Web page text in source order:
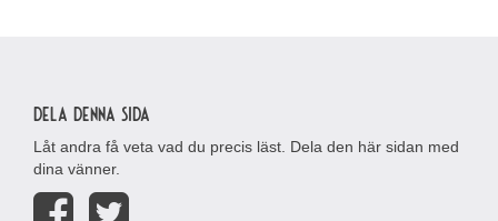
Dela denna sida
Låt andra få veta vad du precis läst. Dela den här sidan med
dina vänner.